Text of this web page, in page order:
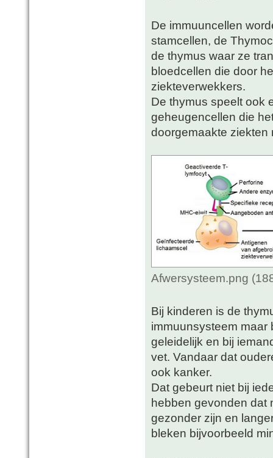
De immuuncellen
stamcellen, de
de thymus waar ze
bloedcellen die door
ziekteverwekkers.
De thymus speelt ook
geheugencellen die
doorgemaakte ziekten
Afwersysteem.png
Bij kinderen is de
immuunsysteem maar
geleidelijk en bij
vet. Vandaar dat
ook kanker.
Dat gebeurt niet bij
hebben gevonden dat
gezonder zijn en
bleken bijvoorbeeld